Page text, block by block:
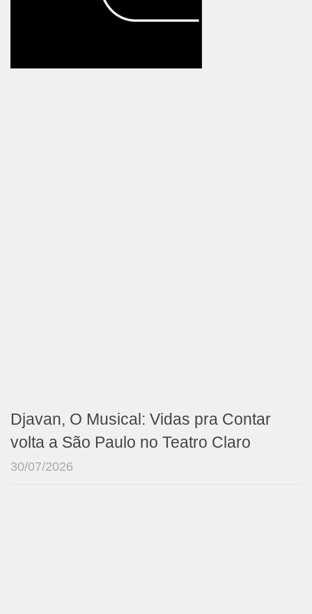
Djavan, O Musical: Vidas pra Contar
volta a São Paulo no Teatro Claro
30/07/2026